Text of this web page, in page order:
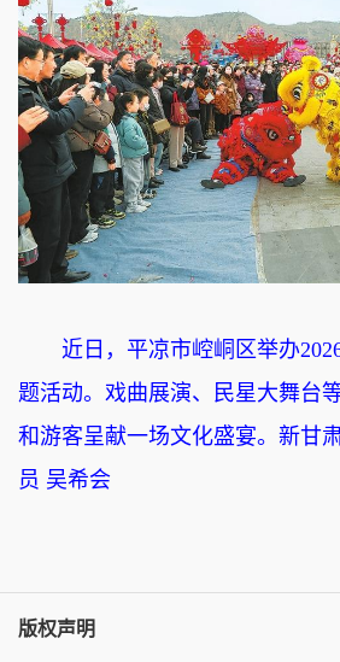
近日，平凉市崆峒区举办
题活动。戏曲展演、民星大舞台
和游客呈献一场文化盛宴。新甘
员 吴希会
版权声明